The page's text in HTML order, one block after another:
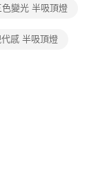
需要取消訂單，請聯絡
顯示為準，若有關於
support/home
享後付」服務完成之交
色變光 半吸頂燈
感 半吸頂燈